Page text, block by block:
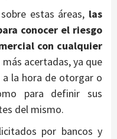
estas áreas, las
conocer el riesgo
con cualquier
acertadas, ya que
la hora de otorgar o
para definir sus
del mismo.
por bancos y